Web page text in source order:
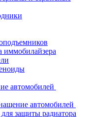
иммобилайзера
автомобилей
автомобилей
защиты радиатора